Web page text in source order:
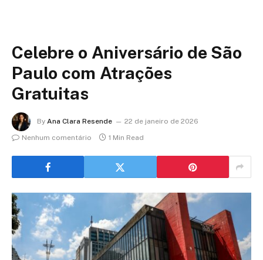
Celebre o Aniversário de São
Paulo com Atrações
Gratuitas
By Ana Clara Resende
22 de janeiro de 2026
Nenhum comentário
1 Min Read